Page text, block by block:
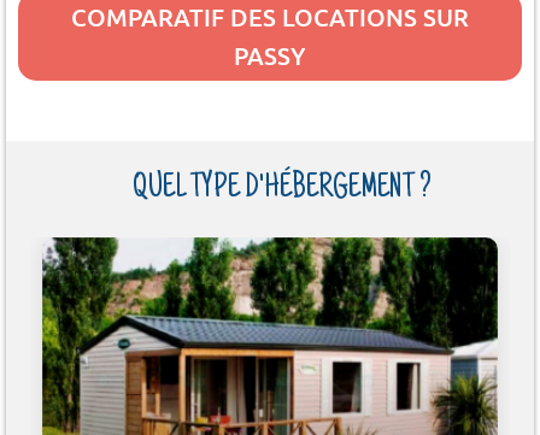
COMPARATIF DES LOCATIONS SUR
PASSY
QUEL TYPE D'HÉBERGEMENT ?